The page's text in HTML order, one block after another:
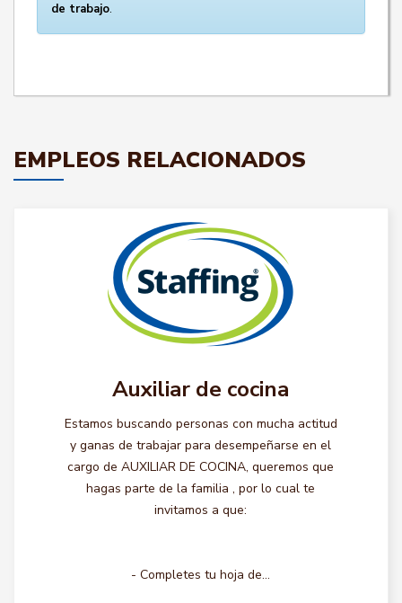
de trabajo.
EMPLEOS RELACIONADOS
Auxiliar de cocina
Estamos buscando personas con mucha actitud
y ganas de trabajar para desempeñarse en el
cargo de AUXILIAR DE COCINA, queremos que
hagas parte de la familia , por lo cual te
invitamos a que:
- Completes tu hoja de...